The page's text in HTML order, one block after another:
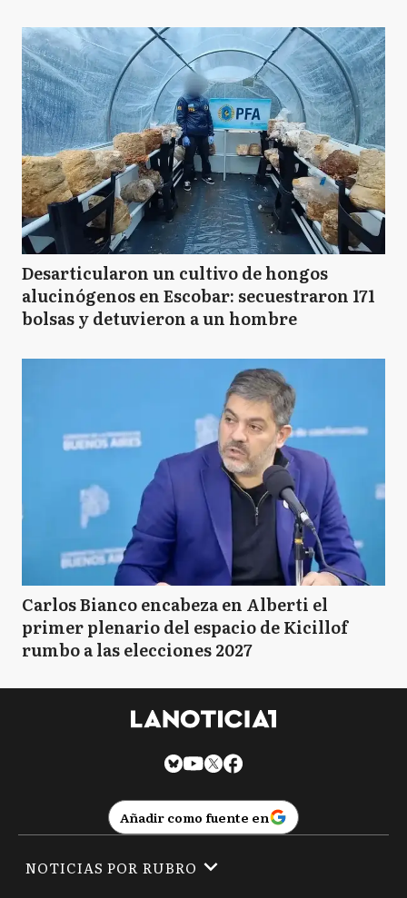
Desarticularon un cultivo de hongos
alucinógenos en Escobar: secuestraron 171
bolsas y detuvieron a un hombre
Carlos Bianco encabeza en Alberti el
primer plenario del espacio de Kicillof
rumbo a las elecciones 2027
Añadir como fuente en
NOTICIAS POR RUBRO